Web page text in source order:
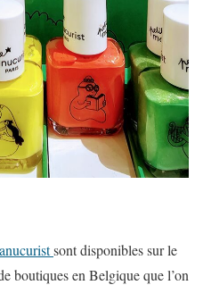
sont disponibles sur le
boutiques en Belgique que l’on